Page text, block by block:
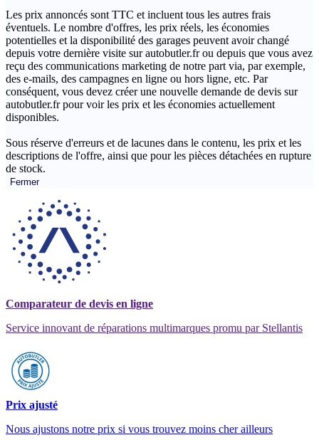
Les prix annoncés sont TTC et incluent tous les autres frais
éventuels. Le nombre d'offres, les prix réels, les économies
potentielles et la disponibilité des garages peuvent avoir changé
depuis votre dernière visite sur autobutler.fr ou depuis que vous avez
reçu des communications marketing de notre part via, par exemple,
des e-mails, des campagnes en ligne ou hors ligne, etc. Par
conséquent, vous devez créer une nouvelle demande de devis sur
autobutler.fr pour voir les prix et les économies actuellement
disponibles.
Sous réserve d'erreurs et de lacunes dans le contenu, les prix et les
descriptions de l'offre, ainsi que pour les pièces détachées en rupture
de stock.
Fermer
Comparateur de devis en ligne
Service innovant de réparations multimarques promu par Stellantis
Prix ajusté
Nous ajustons notre prix si vous trouvez moins cher ailleurs